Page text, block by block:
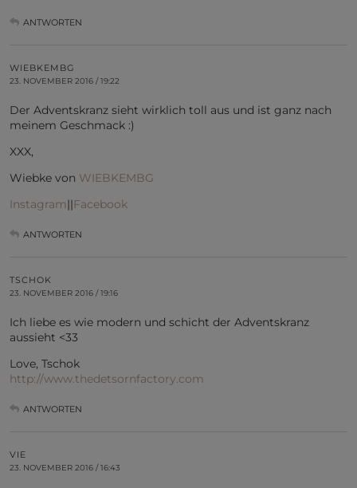
ANTWORTEN
WIEBKEMBG
23. NOVEMBER 2016 / 19:22
Der Adventskranz sieht wirklich toll aus und ist ganz nach
meinem Geschmack :)
XXX,
Wiebke von WIEBKEMBG
Instagram||Facebook
ANTWORTEN
TSCHOK
23. NOVEMBER 2016 / 19:16
Ich liebe es wie modern und schicht der Adventskranz
aussieht <33
Love, Tschok
http://www.thedetsornfactory.com
ANTWORTEN
VIE
23. NOVEMBER 2016 / 16:43